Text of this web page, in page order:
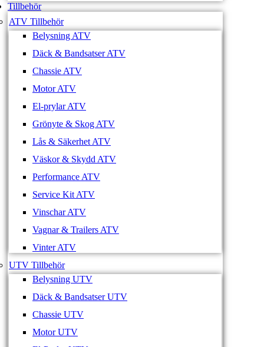
Tillbehör
ATV Tillbehör
Belysning ATV
Däck & Bandsatser ATV
Chassie ATV
Motor ATV
El-prylar ATV
Grönyte & Skog ATV
Lås & Säkerhet ATV
Väskor & Skydd ATV
Performance ATV
Service Kit ATV
Vinschar ATV
Vagnar & Trailers ATV
Vinter ATV
UTV Tillbehör
Belysning UTV
Däck & Bandsatser UTV
Chassie UTV
Motor UTV